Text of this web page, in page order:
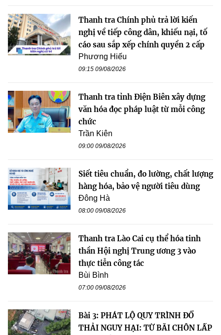
Thanh tra Chính phủ trả lời kiến
nghị về tiếp công dân, khiếu nại, tố
cáo sau sắp xếp chính quyền 2 cấp
Phương Hiếu
09:15 09/08/2026
Thanh tra tỉnh Điện Biên xây dựng
văn hóa đọc pháp luật từ mỗi công
chức
Trần Kiên
09:00 09/08/2026
Siết tiêu chuẩn, đo lường, chất lượng
hàng hóa, bảo vệ người tiêu dùng
Đông Hà
08:00 09/08/2026
Thanh tra Lào Cai cụ thể hóa tinh
thần Hội nghị Trung ương 3 vào
thực tiễn công tác
Bùi Bình
07:00 09/08/2026
Bài 3: PHÁT LỘ QUY TRÌNH ĐỔ
THẢI NGUY HẠI: TỪ BÃI CHÔN LẤP